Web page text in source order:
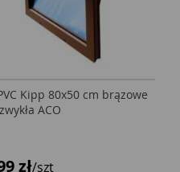
Kipp 80x50 cm brązowe
ACO
zł/szt